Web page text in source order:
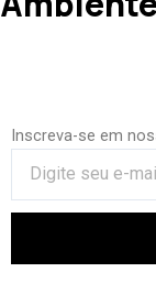
Inscreva-se em